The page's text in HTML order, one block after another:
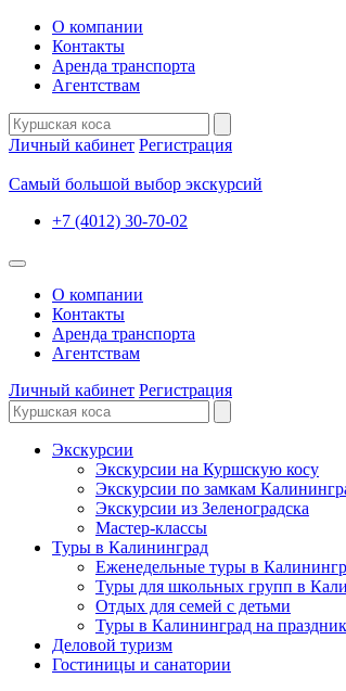
О компании
Контакты
Аренда транспорта
Агентствам
Личный кабинет Регистрация
Самый большой выбор экскурсий
+7 (4012) 30-70-02
О компании
Контакты
Аренда транспорта
Агентствам
Личный кабинет Регистрация
Экскурсии
Экскурсии на Куршскую косу
Экскурсии по замкам
Экскурсии из Зеленоградска
Мастер-классы
Туры в Калининград
Еженедельные туры в
Туры для школьных групп в
Отдых для семей с детьми
Туры в Калининград на
Деловой туризм
Гостиницы и санатории